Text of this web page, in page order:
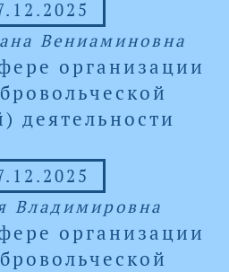
Вениаминовна
организации
деятельности
Владимировна
организации